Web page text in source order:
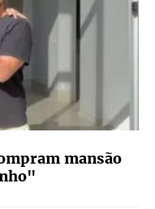
mansão